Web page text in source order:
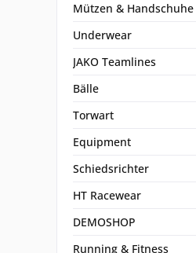
Mützen & Handschuhe
Underwear
JAKO Teamlines
Bälle
Torwart
Equipment
Schiedsrichter
HT Racewear
DEMOSHOP
Running & Fitness